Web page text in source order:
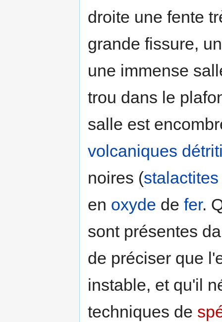
droite une fente
grande fissure,
une immense
trou dans le
salle est
volcaniques
noires (stalactites
en oxyde de fer.
sont présentes
de préciser que
instable, et qu'il
techniques de